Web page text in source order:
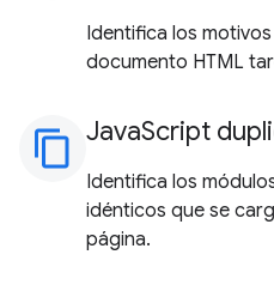
Identifica los
documento HTML
content_copy JavaScript
Identifica los
idénticos que se
página.